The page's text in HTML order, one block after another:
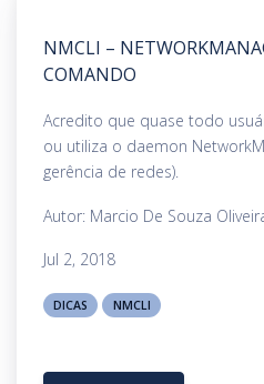
NMCLI –
COMANDO
Acredito que quase todo
ou utiliza o daemon
gerência de redes).
Autor: Marcio De Souza
Jul 2, 2018
DICAS NMCLI